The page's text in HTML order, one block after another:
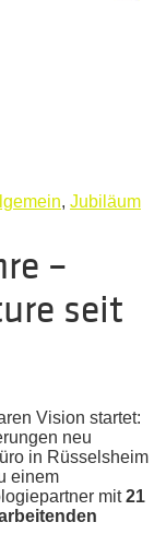
, Jubiläum
–
seit
Vision startet:
neu
in Rüsselsheim
einem
mit21